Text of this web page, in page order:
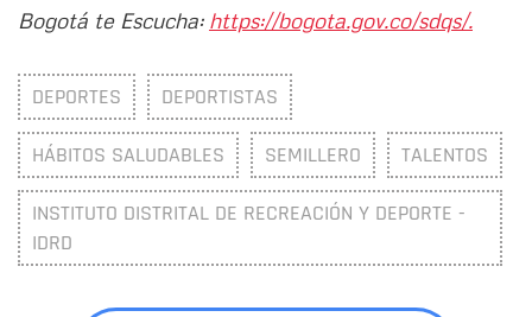
Bogotá te Escucha: https://bogota.gov.co/sdqs/.
DEPORTES DEPORTISTAS
HÁBITOS SALUDABLES SEMILLERO TALENTOS
INSTITUTO DISTRITAL DE RECREACIÓN Y DEPORTE -
IDRD